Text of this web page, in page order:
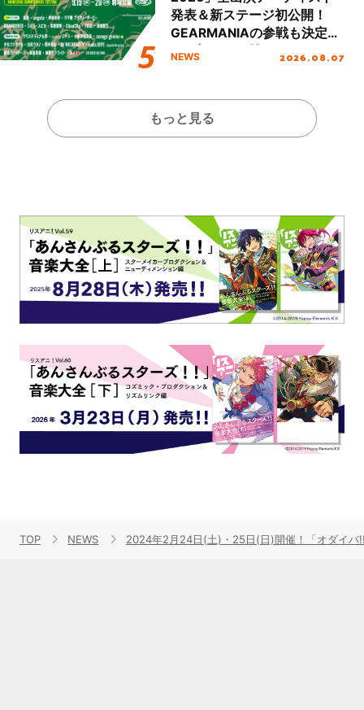
発表＆新ステージ初公開！
GEARMANIAの参戦も決定
し、初となる第3ステージの
NEWS 2026.08.07
もっと見る
TOP NEWS 2024年2月24日(土)・25日(日)開催！「オダイ